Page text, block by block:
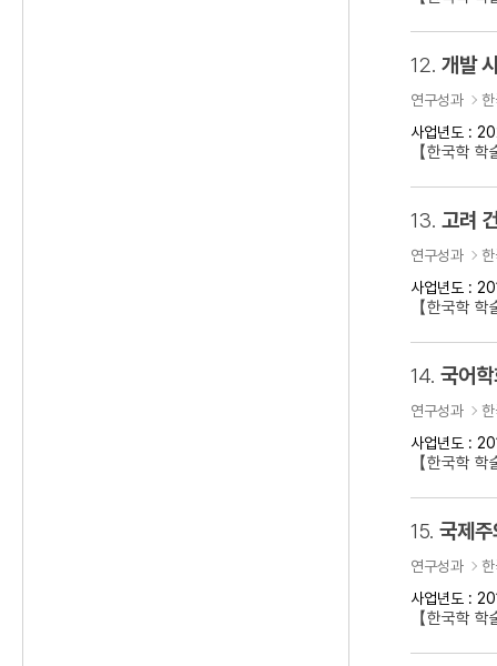
12. 개발
연구성과
사업년도 :
【한국학
13. 고려
연구성과
사업년도 :
【한국학
14. 국어
연구성과
사업년도 :
【한국학
15. 국제
연구성과
사업년도 :
【한국학